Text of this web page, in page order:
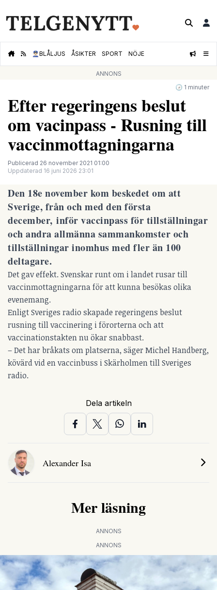
👮🏻‍♂️BLÅLJUS ÅSIKTER SPORT NÖJE
ANNONS
🕝 1 minuter
Efter regeringens beslut
om vacinpass - Rusning till
vaccinmottagningarna
Publicerad 26 november 2021 01:00
Uppdaterad 16 juni 2026 23:01
Den 18e november kom beskedet om att
Sverige, från och med den första
december, inför vaccinpass för tillställningar
och andra allmänna sammankomster och
tillställningar inomhus med fler än 100
deltagare.
Det gav effekt. Svenskar runt om i landet rusar till
vaccinmottagningarna för att kunna besökas olika
evenemang.
Enligt Sveriges radio skapade regeringens beslut
rusning till vaccinering i förorterna och att
vaccinationstakten nu ökar snabbast.
– Det har bråkats om platserna, säger Michel Handberg,
kövärd vid en vaccinbuss i Skärholmen till Sveriges
radio.
Dela artikeln
Alexander Isa
Mer läsning
ANNONS
ANNONS